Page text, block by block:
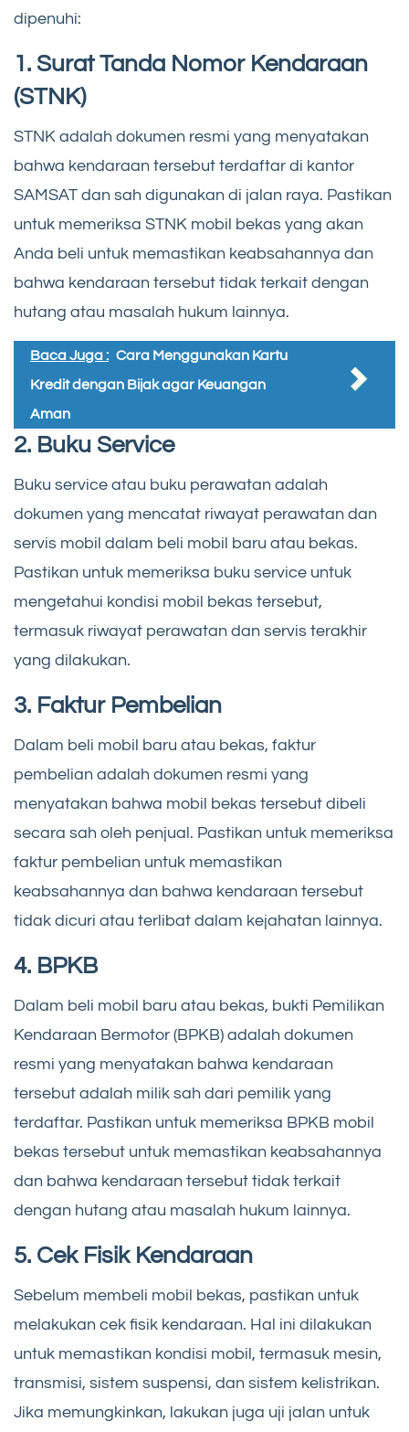
dipenuhi:
1. Surat Tanda Nomor Kendaraan
(STNK)
STNK adalah dokumen resmi yang menyatakan
bahwa kendaraan tersebut terdaftar di kantor
SAMSAT dan sah digunakan di jalan raya. Pastikan
untuk memeriksa STNK mobil bekas yang akan
Anda beli untuk memastikan keabsahannya dan
bahwa kendaraan tersebut tidak terkait dengan
hutang atau masalah hukum lainnya.
Baca Juga : Cara Menggunakan Kartu
Kredit dengan Bijak agar Keuangan
Aman
2. Buku Service
Buku service atau buku perawatan adalah
dokumen yang mencatat riwayat perawatan dan
servis mobil dalam beli mobil baru atau bekas.
Pastikan untuk memeriksa buku service untuk
mengetahui kondisi mobil bekas tersebut,
termasuk riwayat perawatan dan servis terakhir
yang dilakukan.
3. Faktur Pembelian
Dalam beli mobil baru atau bekas, faktur
pembelian adalah dokumen resmi yang
menyatakan bahwa mobil bekas tersebut dibeli
secara sah oleh penjual. Pastikan untuk memeriksa
faktur pembelian untuk memastikan
keabsahannya dan bahwa kendaraan tersebut
tidak dicuri atau terlibat dalam kejahatan lainnya.
4. BPKB
Dalam beli mobil baru atau bekas, bukti Pemilikan
Kendaraan Bermotor (BPKB) adalah dokumen
resmi yang menyatakan bahwa kendaraan
tersebut adalah milik sah dari pemilik yang
terdaftar. Pastikan untuk memeriksa BPKB mobil
bekas tersebut untuk memastikan keabsahannya
dan bahwa kendaraan tersebut tidak terkait
dengan hutang atau masalah hukum lainnya.
5. Cek Fisik Kendaraan
Sebelum membeli mobil bekas, pastikan untuk
melakukan cek fisik kendaraan. Hal ini dilakukan
untuk memastikan kondisi mobil, termasuk mesin,
transmisi, sistem suspensi, dan sistem kelistrikan.
Jika memungkinkan, lakukan juga uji jalan untuk